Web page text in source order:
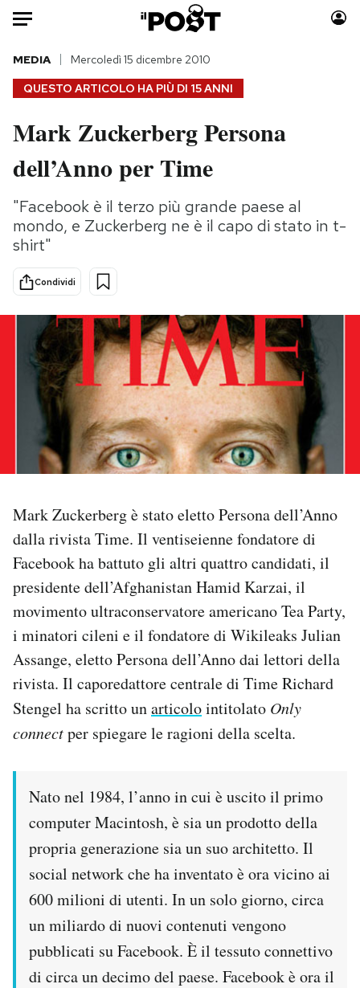
Auto
HOME
Italia
Politica
Tecnologia
Internet
Cultura
Economia
Sport
Moda
Consumismi
Storie/Idee
Ok Boomer!
Mondiali calcio 2026
PODCAST
NEWSLETTER
CALENDARIO
AREA PERSONALE
Area Personale
Newsletter
Notifiche mobile
Esci
QUESTO ARTICOLO HA PIÙ DI 15 ANNI
MEDIA Mercoledì 15 dicembre 2010
Mark Zuckerberg Persona
dell’Anno per Time
"Facebook è il terzo più grande paese al
mondo, e Zuckerberg ne è il capo di stato in t-
shirt"
Condividi
Mark Zuckerberg è stato eletto Persona dell’Anno
dalla rivista Time. Il ventiseienne fondatore di
Facebook ha battuto gli altri quattro candidati, il
presidente dell’Afghanistan Hamid Karzai, il
movimento ultraconservatore americano Tea Party,
i minatori cileni e il fondatore di Wikileaks Julian
Assange, eletto Persona dell’Anno dai lettori della
rivista. Il caporedattore centrale di Time Richard
Stengel ha scritto unarticolointitolato Only
connectper spiegare le ragioni della scelta.
Nato nel 1984, l’anno in cui è uscito il primo
computer Macintosh, è sia un prodotto della
propria generazione sia un suo architetto. Il
social network che ha inventato è ora vicino ai
600 milioni di utenti. In un solo giorno, circa
un miliardo di nuovi contenuti vengono
pubblicati su Facebook. È il tessuto connettivo
di circa un decimo del paese. Facebook è ora il